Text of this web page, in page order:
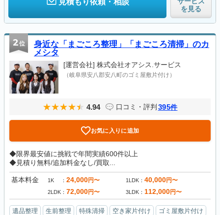
見積もり依頼・相談
を見る
2位
身近な「まごころ整理」「まごころ清掃」のカ
メシタ
[運営会社] 株式会社オアシス.サービス
（岐阜県安八郡安八町のゴミ屋敷片付け）
4.94 口コミ・評判 395件
お気に入りに追加
◆限界最安値に挑戦で年間実績600件以上
◆見積り無料/追加料金なし/買取...
基本料金 1K 24,000円〜 1LDK 40,000円〜
2LDK 72,000円〜 3LDK 112,000円〜
遺品整理 生前整理 特殊清掃 空き家片付け
ゴミ屋敷片付け